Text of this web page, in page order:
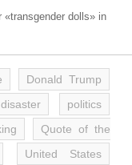
«transgender dolls» in
Donald Trump
politics
Quote of the
United States